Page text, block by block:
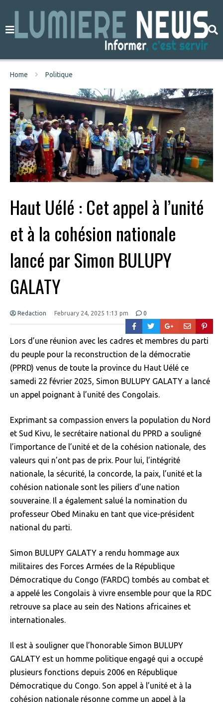
Home Politique
Haut Uélé : Cet appel à l’unité
et à la cohésion nationale
lancé par Simon BULUPY
GALATY
Redaction February 24, 2025 1:13 pm 0
Lors d’une réunion avec les cadres et membres du parti
du peuple pour la reconstruction de la démocratie
(PPRD) venus de toute la province du Haut Uélé ce
samedi 22 février 2025, Simon BULUPY GALATY a lancé
un appel poignant à l’unité des Congolais.
Exprimant sa compassion envers la population du Nord
et Sud Kivu, le secrétaire national du PPRD a souligné
l’importance de l’unité et de la cohésion nationale, des
valeurs qui n’ont pas de prix. Pour lui, l’intégrité
nationale, la sécurité, la concorde, la paix, l’unité et la
cohésion nationale sont les piliers d’une nation
souveraine. Il a également salué la nomination du
professeur Obed Minaku en tant que vice-président
national du parti.
Simon BULUPY GALATY a rendu hommage aux
militaires des Forces Armées de la République
Démocratique du Congo (FARDC) tombés au combat et
a appelé les Congolais à vivre ensemble pour que la RDC
retrouve sa place au sein des Nations africaines et
internationales.
Il est à souligner que l’honorable Simon BULUPY
GALATY est un homme politique engagé qui a occupé
plusieurs fonctions depuis 2006 en République
Démocratique du Congo. Son appel à l’unité et à la
cohésion nationale résonne comme un appel à la